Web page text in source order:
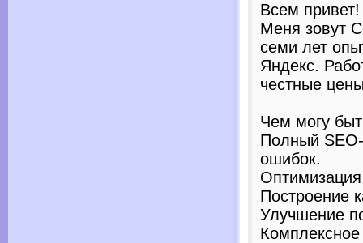
Всем привет!
Меня зовут
семи лет
Яндекс.
честные
Чем могу
Полный
ошибок.
Оптимизация
Построение
Улучшение